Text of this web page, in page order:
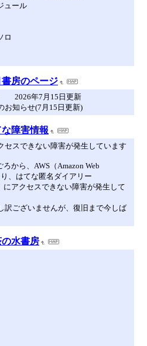
ュール
ロ
書房のページ
2026年7月15日更新
お知らせ(7月15日更新)
な障害情報
セスできない障害が発生しています
から、AWS（Amazon Web
、はてな匿名ダイアリー
にアクセスできない障害が発生して
訳ございませんが、復旧まで今しば
水書房